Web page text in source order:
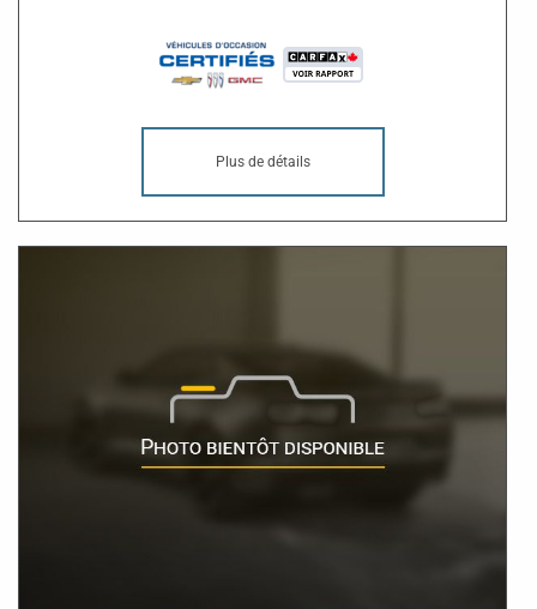
Plus de détails